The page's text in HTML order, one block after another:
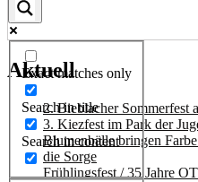
Exact matches only
Search in title
Search in content
Aktuell
2. Bieblacher Sommerfest
3. Kiezfest im Park der
Blumenbälle bringen
die Sorge
Frühlingsfest / 35 Jahre